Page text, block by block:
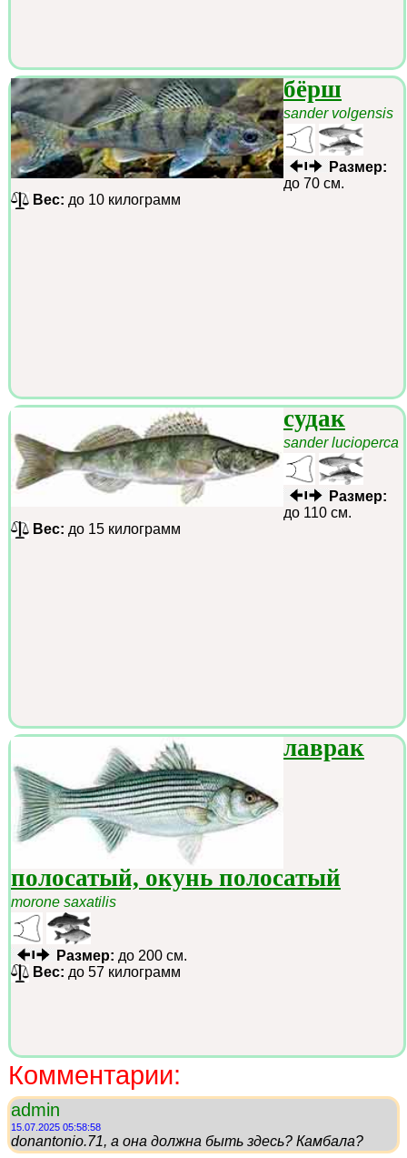
бёрш
sander volgensis
Размер:
до 70 см.
Вес: до 10 килограмм
судак
sander lucioperca
Размер:
до 110 см.
Вес: до 15 килограмм
лаврак
полосатый, окунь полосатый
morone saxatilis
Размер: до 200 см.
Вес: до 57 килограмм
Комментарии:
admin
15.07.2025 05:58:58
donantonio.71, а она должна быть здесь? Камбала?